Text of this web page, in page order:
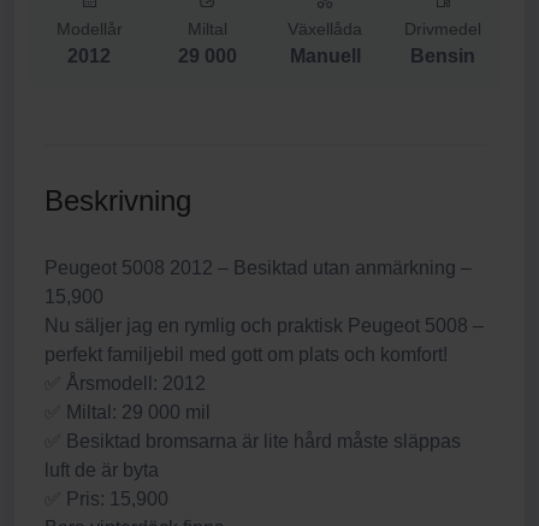
Modellår
2012
Miltal
29 000
Växellåda
Manuell
Drivmedel
Bensin
Beskrivning
Peugeot 5008 2012 – Besiktad utan anmärkning –
15,900
Nu säljer jag en rymlig och praktisk Peugeot 5008 –
perfekt familjebil med gott om plats och komfort!
✅ Årsmodell: 2012
✅ Miltal: 29 000 mil
✅ Besiktad bromsarna är lite hård måste släppas
luft de är byta
✅ Pris: 15,900